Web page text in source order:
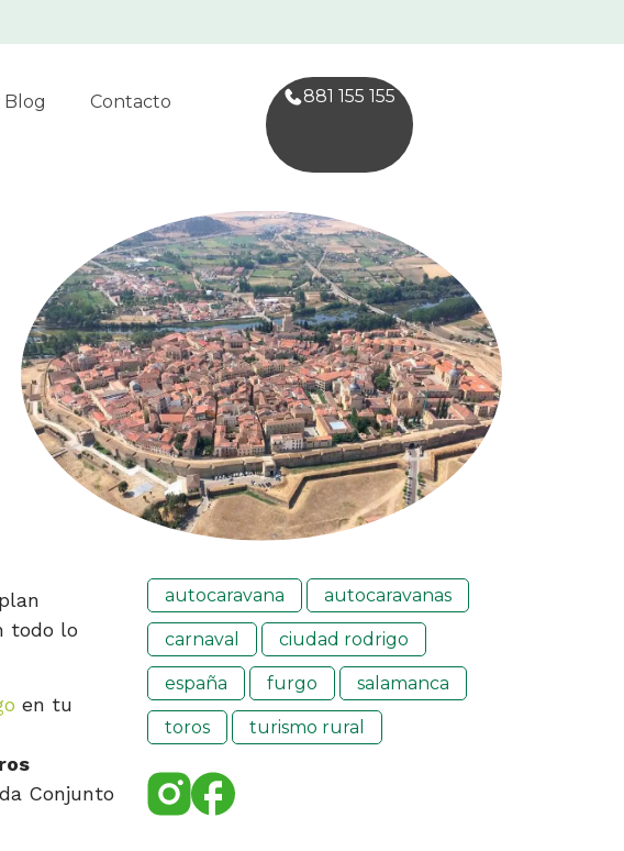
Blog Contacto 881 155 155
todo lo
en tu
Conjunto
autocaravana autocaravanas
carnaval ciudad rodrigo
españa furgo salamanca
toros turismo rural